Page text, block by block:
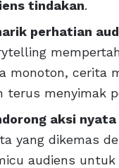
tindakan.
perhatian
monoton, cerita
terus menyimak
aksi nyata
yang dikemas
audiens